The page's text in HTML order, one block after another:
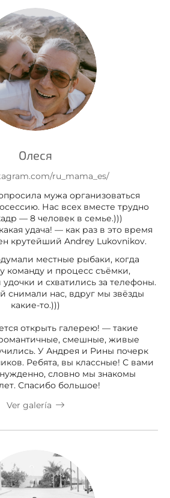
Олеся
ru_mama_es/
мужа организоваться
Нас всех вместе трудно
— 8 человек в семье.)))
удача! — как раз в это время
крутейший Andrey Lukovnikov.
местные рыбаки, когда
команду и процесс съёмки,
и схватились за телефоны.
снимали нас, вдруг мы звёзды
какие-то.)))
открыть галерею! — такие
смешные, живые
У Андрея и Рины почерк
Ребята, вы классные! С вами
словно мы знакомы
Спасибо большое!
Ver galería